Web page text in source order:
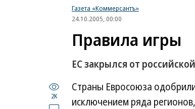
Газета «Коммерсантъ»
24.10.2005, 00:00
Правила игры
ЕС закрылся от
2K
Страны Евросоюза
исключением ряда